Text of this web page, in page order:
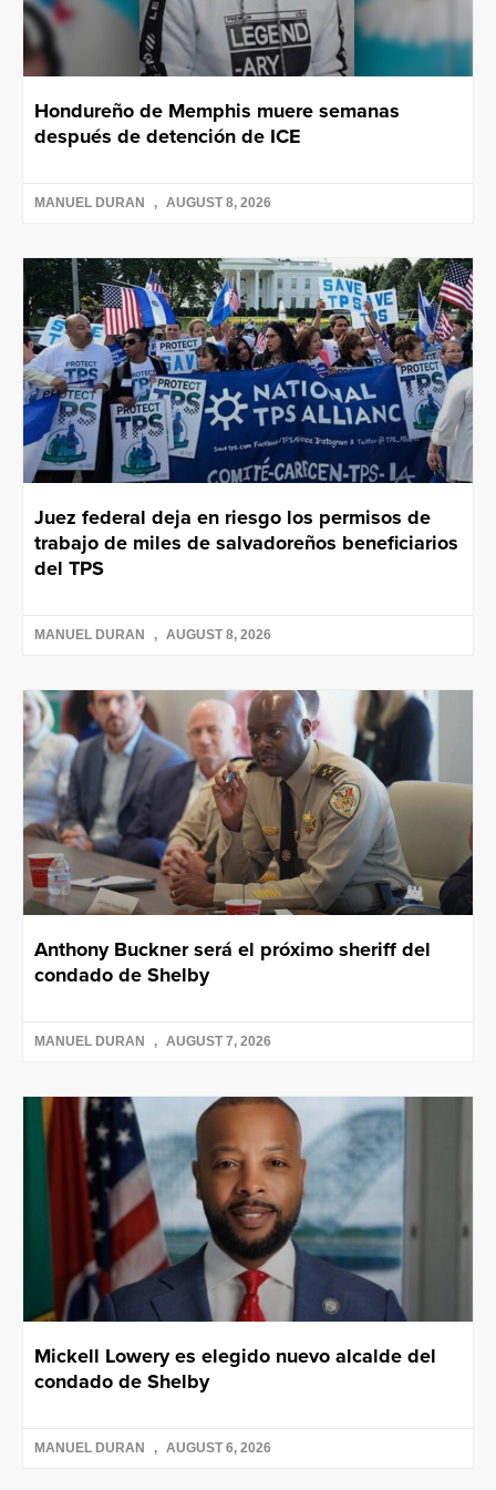
Hondureño de Memphis muere semanas
después de detención de ICE
MANUEL DURAN AUGUST 8, 2026
Juez federal deja en riesgo los permisos de
trabajo de miles de salvadoreños beneficiarios
del TPS
MANUEL DURAN AUGUST 8, 2026
Anthony Buckner será el próximo sheriff del
condado de Shelby
MANUEL DURAN AUGUST 7, 2026
Mickell Lowery es elegido nuevo alcalde del
condado de Shelby
MANUEL DURAN AUGUST 6, 2026